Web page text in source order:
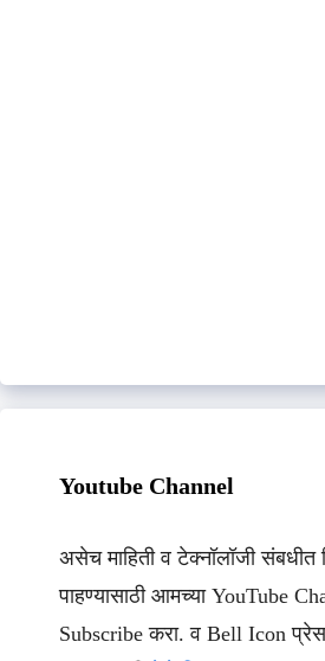
Youtube Channel
असेच माहिती व टेक्नॉलॉजी संबधीत
पाहण्यासाठी आमच्या YouTube
Subscribe करा. व Bell Icon